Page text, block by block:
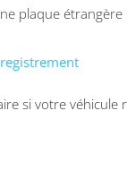
plaque étrangère
si votre